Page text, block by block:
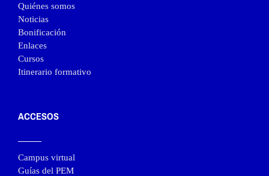
Quiénes somos
Noticias
Bonificación
Enlaces
Cursos
Itinerario formativo
ACCESOS
Campus virtual
Guías del PEM